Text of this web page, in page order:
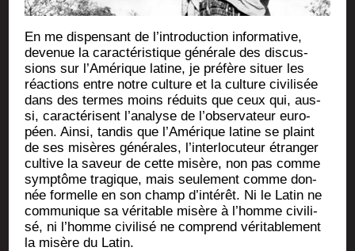
En me dis­pen­sant de l’introduction infor­ma­tive,
deve­nue la carac­té­ris­tique géné­rale des dis­cus­
sions sur l’Amérique latine, je pré­fère situer les
réac­tions entre notre culture et la culture civi­li­sée
dans des termes moins réduits que ceux qui, aus­
si, carac­té­risent l’analyse de l’observateur euro­
péen. Ain­si, tan­dis que l’Amérique latine se plaint
de ses misères géné­rales, l’interlocuteur étran­ger
cultive la saveur de cette misère, non pas comme
symp­tôme tra­gique, mais seule­ment comme don­
née for­melle en son champ d’intérêt. Ni le Latin ne
com­mu­nique sa véri­table misère à l’homme civi­li­
sé, ni l’homme civi­li­sé ne com­prend véri­ta­ble­ment
la misère du Latin.